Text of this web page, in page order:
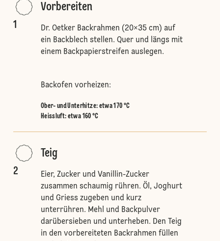
1
Vorbereiten
Dr. Oetker Backrahmen (20×35 cm) auf
ein Backblech stellen. Quer und längs mit
einem Backpapierstreifen auslegen.
Backofen vorheizen:
Ober- und Unterhitze: etwa 170 °C
Heissluft: etwa 160 °C
2
Teig
Eier, Zucker und Vanillin-Zucker
zusammen schaumig rühren. Öl, Joghurt
und Griess zugeben und kurz
unterrühren. Mehl und Backpulver
darübersieben und unterheben. Den Teig
in den vorbereiteten Backrahmen füllen